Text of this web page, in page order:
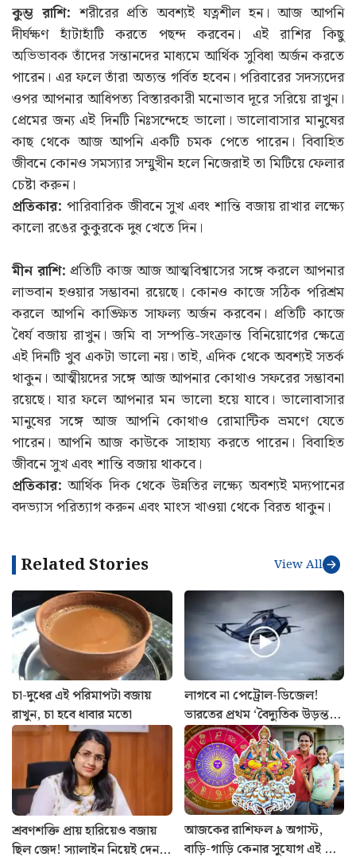
কুম্ভ রাশি: শরীরের প্রতি অবশ্যই যত্নশীল হন। আজ আপনি
দীর্ঘক্ষণ হাঁটাহাঁটি করতে পছন্দ করবেন। এই রাশির কিছু
অভিভাবক তাঁদের সন্তানদের মাধ্যমে আর্থিক সুবিধা অর্জন করতে
পারেন। এর ফলে তাঁরা অত্যন্ত গর্বিত হবেন। পরিবারের সদস্যদের
ওপর আপনার আধিপত্য বিস্তারকারী মনোভাব দূরে সরিয়ে রাখুন।
প্রেমের জন্য এই দিনটি নিঃসন্দেহে ভালো। ভালোবাসার মানুষের
কাছ থেকে আজ আপনি একটি চমক পেতে পারেন। বিবাহিত
জীবনে কোনও সমস্যার সম্মুখীন হলে নিজেরাই তা মিটিয়ে ফেলার
চেষ্টা করুন।
প্রতিকার: পারিবারিক জীবনে সুখ এবং শান্তি বজায় রাখার লক্ষ্যে
কালো রঙের কুকুরকে দুধ খেতে দিন।
মীন রাশি: প্রতিটি কাজ আজ আত্মবিশ্বাসের সঙ্গে করলে আপনার
লাভবান হওয়ার সম্ভাবনা রয়েছে। কোনও কাজে সঠিক পরিশ্রম
করলে আপনি কাঙ্ক্ষিত সাফল্য অর্জন করবেন। প্রতিটি কাজে
ধৈর্য বজায় রাখুন। জমি বা সম্পত্তি-সংক্রান্ত বিনিয়োগের ক্ষেত্রে
এই দিনটি খুব একটা ভালো নয়। তাই, এদিক থেকে অবশ্যই সতর্ক
থাকুন। আত্মীয়দের সঙ্গে আজ আপনার কোথাও সফরের সম্ভাবনা
রয়েছে। যার ফলে আপনার মন ভালো হয়ে যাবে। ভালোবাসার
মানুষের সঙ্গে আজ আপনি কোথাও রোমান্টিক ভ্রমণে যেতে
পারেন। আপনি আজ কাউকে সাহায্য করতে পারেন। বিবাহিত
জীবনে সুখ এবং শান্তি বজায় থাকবে।
প্রতিকার: আর্থিক দিক থেকে উন্নতির লক্ষ্যে অবশ্যই মদ্যপানের
বদভ্যাস পরিত্যাগ করুন এবং মাংস খাওয়া থেকে বিরত থাকুন।
Related Stories View All
চা-দুধের এই পরিমাপটা বজায়
রাখুন, চা হবে ধাবার মতো
লাগবে না পেট্রোল-ডিজেল!
ভারতের প্রথম ‘বৈদ্যুতিক উড়ন্ত
গাড়ি’ বানিয়ে তাক লাগালেন
উত্তরাখণ্ডের রবি
শ্রবণশক্তি প্রায় হারিয়েও বজায়
ছিল জেদ! স্যালাইন নিয়েই দেন
আজকের রাশিফল ৯ অগাস্ট,
বাড়ি-গাড়ি কেনার সুযোগ এই চার